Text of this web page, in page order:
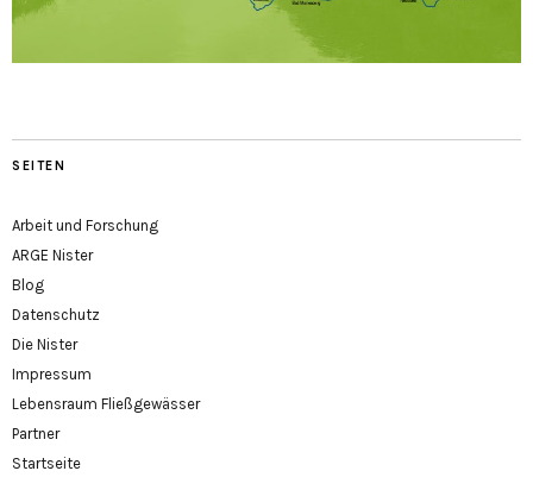
SEITEN
Arbeit und Forschung
ARGE Nister
Blog
Datenschutz
Die Nister
Impressum
Lebensraum Fließgewässer
Partner
Startseite